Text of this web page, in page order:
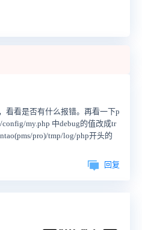
看看是否有什么报错。再看一下p
my.php 中debug的值改成tr
pro)/tmp/log/php开头的
回复